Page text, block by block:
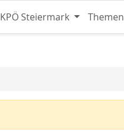
KPÖ Steiermark Themen